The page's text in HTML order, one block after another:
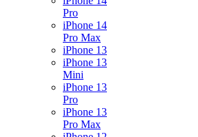
Pro
iPhone 14
Pro Max
iPhone 13
iPhone 13
Mini
iPhone 13
Pro
iPhone 13
Pro Max